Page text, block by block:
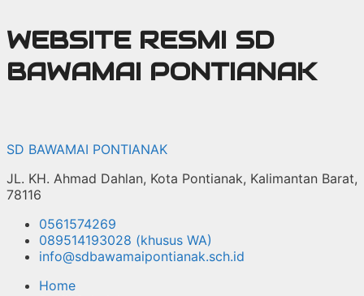
Langsung
ke
isi
WEBSITE RESMI SD
BAWAMAI PONTIANAK
SD BAWAMAI PONTIANAK
JL. KH. Ahmad Dahlan, Kota Pontianak, Kalimantan Barat,
78116
0561574269
089514193028 (khusus WA)
info@sdbawamaipontianak.sch.id
Home